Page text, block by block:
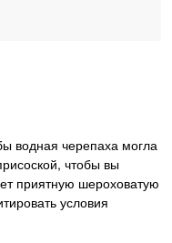
водная черепаха могла
чтобы вы
приятную шероховатую
условия